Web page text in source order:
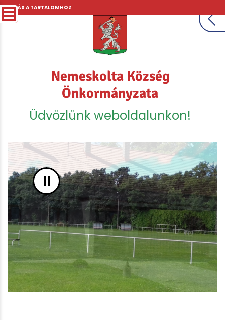
UGRÁS A TARTALOMHOZ
Nemeskolta Község
Önkormányzata
Üdvözlünk weboldalunkon!
II